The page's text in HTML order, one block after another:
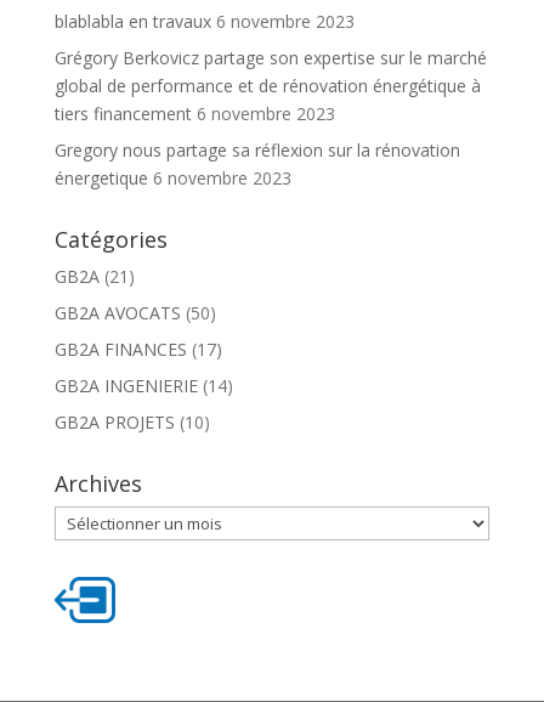
blablabla en travaux 6 novembre 2023
Grégory Berkovicz partage son expertise sur le marché
global de performance et de rénovation énergétique à
tiers financement 6 novembre 2023
Gregory nous partage sa réflexion sur la rénovation
énergetique 6 novembre 2023
Catégories
GB2A(21)
GB2A AVOCATS (50)
GB2A FINANCES (17)
GB2A INGENIERIE(14)
GB2A PROJETS (10)
Archives
Archives